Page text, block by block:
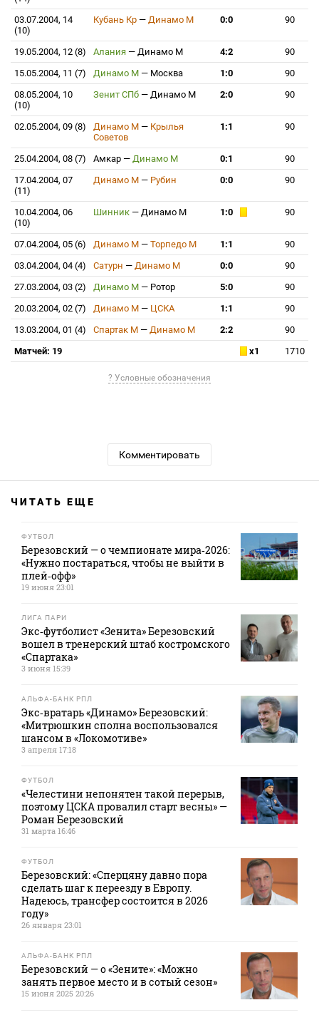
03.07.2004, 14
(10)
Кубань Кр — Динамо М 0:0 90
19.05.2004, 12 (8) Алания — Динамо М 4:2
90
15.05.2004, 11 (7)
Динамо М — Москва 1:0
90
08.05.2004, 10
(10)
Зенит СПб — Динамо М 2:0 90
02.05.2004, 09 (8) Динамо М — Крылья
Советов
1:1 90
25.04.2004, 08 (7) Амкар — Динамо М 0:1
90
17.04.2004, 07
(11)
Динамо М — Рубин 0:0 90
10.04.2004, 06
(10)
Шинник — Динамо М 1:0 90
07.04.2004, 05 (6) Динамо М — Торпедо М 1:1
90
03.04.2004, 04 (4)
Сатурн — Динамо М 0:0
90
27.03.2004, 03 (2)
Динамо М — Ротор 5:0
90
20.03.2004, 02 (7)
Динамо М — ЦСКА 1:1
90
13.03.2004, 01 (4)
Спартак М — Динамо М 2:2
90
Матчей: 19
x1 1710
? Условные обозначения
Комментировать
ЧИТАТЬ ЕЩЕ
ФУТБОЛ
Березовский — о чемпионате мира‑2026:
«Нужно постараться, чтобы не выйти в
плей‑офф»
19 июня 23:01
ЛИГА ПАРИ
Экс‑футболист «Зенита» Березовский
вошел в тренерский штаб костромского
«Спартака»
3 июня 15:39
АЛЬФА-БАНК РПЛ
Экс‑вратарь «Динамо» Березовский:
«Митрюшкин сполна воспользовался
шансом в «Локомотиве»
3 апреля 17:18
ФУТБОЛ
«Челестини непонятен такой перерыв,
поэтому ЦСКА провалил старт весны» —
Роман Березовский
31 марта 16:46
ФУТБОЛ
Березовский: «Сперцяну давно пора
сделать шаг к переезду в Европу.
Надеюсь, трансфер состоится в 2026
году»
26 января 23:01
АЛЬФА-БАНК РПЛ
Березовский — о «Зените»: «Можно
занять первое место и в сотый сезон»
15 июня 2025 20:26